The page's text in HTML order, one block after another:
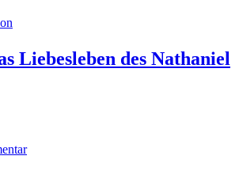
Liebesleben des Nathaniel